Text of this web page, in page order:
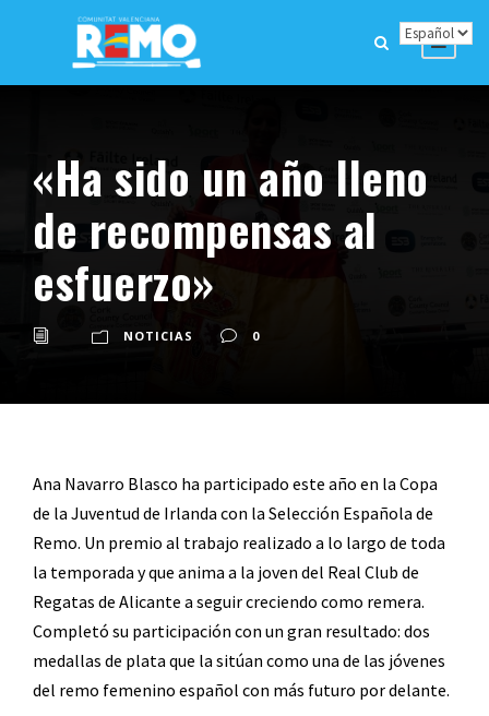
«Ha sido un año lleno
de recompensas al
esfuerzo»
NOTICIAS 0
Ana Navarro Blasco ha participado este año en la Copa
de la Juventud de Irlanda con la Selección Española de
Remo. Un premio al trabajo realizado a lo largo de toda
la temporada y que anima a la joven del Real Club de
Regatas de Alicante a seguir creciendo como remera.
Completó su participación con un gran resultado: dos
medallas de plata que la sitúan como una de las jóvenes
del remo femenino español con más futuro por delante.